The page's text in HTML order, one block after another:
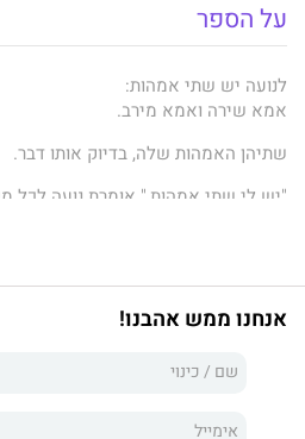
על הספר
לנועה יש שתי אמהות:
אמא שירה ואמא מירב.
שתיהן האמהות שלה, בדיוק אותו דבר.
"יש לי שתי אמהות," אומרת נועה
"אבל לי יש גם אמא - וגם אבא," אמרה
"אז... איך זה שלך יש שתי אמהות אבל...
ענתה לה אמא מירב:
אנחנו ממש אהבנו!